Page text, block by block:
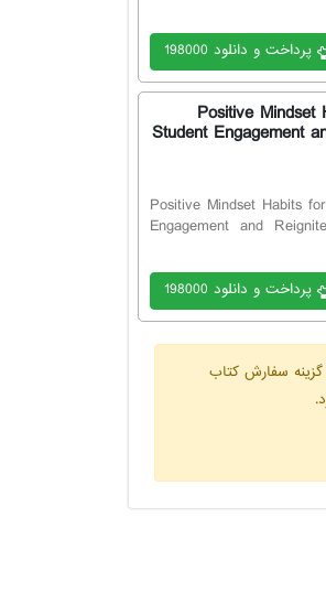
پرداخت و دانلود 198000
Positive
Student Engagement
Positive Mindset Habits
Engagement and
پرداخت و دانلود 198000
سفارش کتاب